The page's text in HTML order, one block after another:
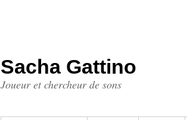
Sacha Gattino
Joueur et chercheur de sons